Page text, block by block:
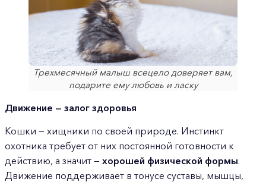
Трехмесячный малыш всецело доверяет вам,
подарите ему любовь и ласку
Движение — залог здоровья
Кошки — хищники по своей природе. Инстинкт
охотника требует от них постоянной готовности к
действию, а значит — хорошей физической формы.
Движение поддерживает в тонусе суставы, мышцы,